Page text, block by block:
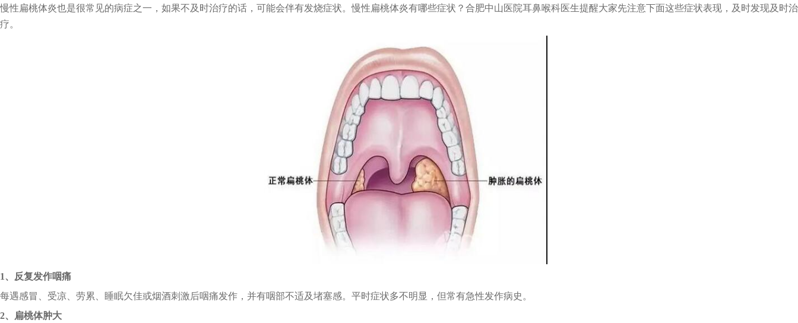
慢性扁桃体炎也是很常见的病症之一，如果不及时治疗的话，可能会伴有发烧症状。慢性扁桃体炎有哪些症状？合肥中山医院耳鼻喉科医生提醒大家先注意下面这些症状表现，及时发现及时治
疗。
1、反复发作咽痛
每遇感冒、受凉、劳累、睡眠欠佳或烟酒刺激后咽痛发作，并有咽部不适及堵塞感。平时症状多不明显，但常有急性发作病史。
2、扁桃体肿大